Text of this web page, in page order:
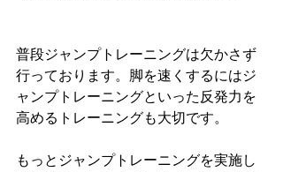
普段ジャンプトレーニングは欠かさず
行っております。脚を速くするにはジ
ャンプトレーニングといった反発力を
高めるトレーニングも大切です。
もっとジャンプトレーニングを実施し